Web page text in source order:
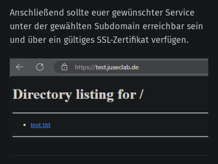
Anschließend sollte euer gewünschter Service
unter der gewählten Subdomain erreichbar sein
und über ein gültiges SSL-Zertifikat verfügen.